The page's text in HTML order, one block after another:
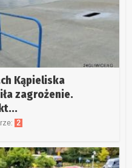
Kąpieliska
zagrożenie.
2